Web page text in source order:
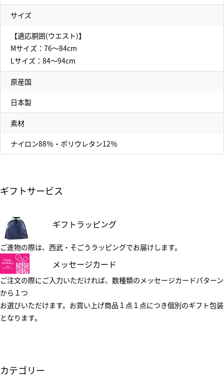
サイズ
【適応胴囲(ウエスト)】
Mサイズ：76～84cm
Lサイズ：84～94cm
原産国
日本製
素材
ナイロン88％・ポリウレタン12％
ギフトサービス
ギフトラッピング
ご進物の際は、西武・そごうラッピングでお届けします。
メッセージカード
ご注文の際にご入力いただければ、数種類のメッセージカードパターン
から１つ
お選びいただけます。お買い上げ商品１点１点につき個別のギフト包装
となります。
カテゴリー